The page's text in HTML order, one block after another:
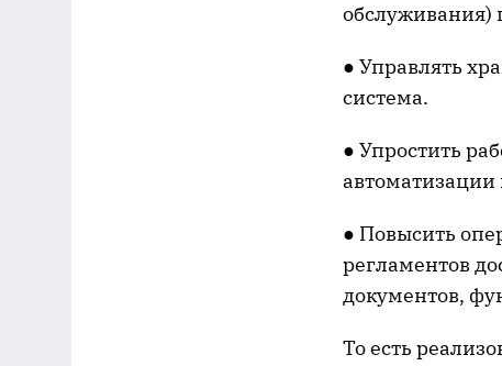
обслуживания)
● Управлять
система.
● Упростить
автоматизации
● Повысить
регламентов
документов,
То есть